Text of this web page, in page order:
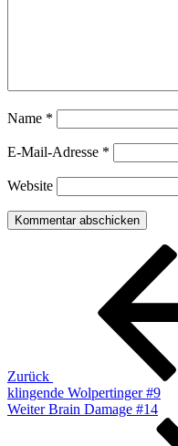
Name *
E-Mail-Adresse *
Website
Beitragsnavigation
Zurück
klingende Wolpertinger #9
Nächster
Weiter Brain Damage #14